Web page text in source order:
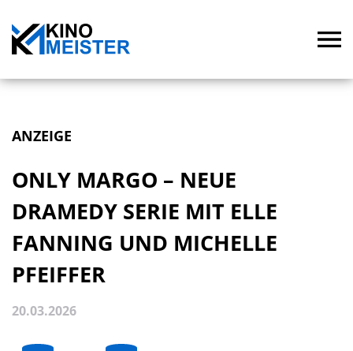
ANZEIGE
ONLY MARGO – NEUE
DRAMEDY SERIE MIT ELLE
FANNING UND MICHELLE
PFEIFFER
20.03.2026